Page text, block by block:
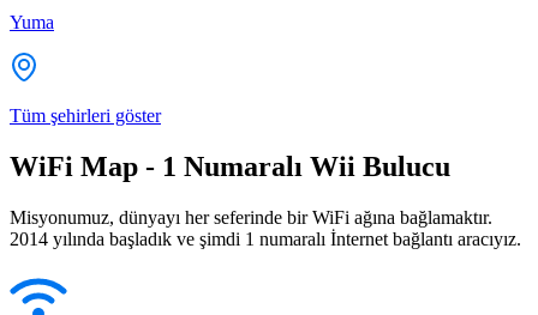
Yuma
Tüm şehirleri göster
WiFi Map - 1 Numaralı Wii Bulucu
Misyonumuz, dünyayı her seferinde bir WiFi ağına bağlamaktır.
2014 yılında başladık ve şimdi 1 numaralı İnternet bağlantı aracıyız.